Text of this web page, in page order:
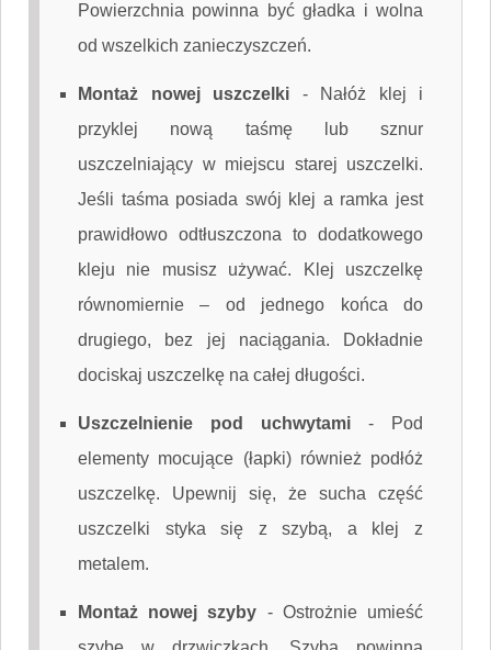
Powierzchnia powinna być gładka i wolna
od wszelkich zanieczyszczeń.
Montaż nowej uszczelki -
Nałóż klej i
przyklej nową taśmę lub sznur
uszczelniający w miejscu starej uszczelki.
Jeśli taśma posiada swój klej a ramka jest
prawidłowo odtłuszczona to dodatkowego
kleju nie musisz używać. Klej uszczelkę
równomiernie – od jednego końca do
drugiego, bez jej naciągania. Dokładnie
dociskaj uszczelkę na całej długości.
Uszczelnienie pod uchwytami -
Pod
elementy mocujące (łapki) również podłóż
uszczelkę. Upewnij się, że sucha część
uszczelki styka się z szybą, a klej z
metalem.
Montaż nowej szyby - Ostrożnie umieść